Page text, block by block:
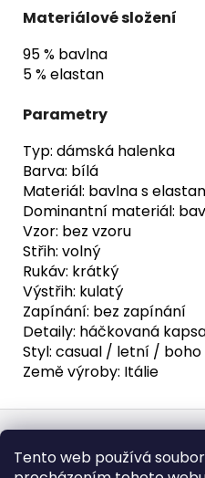
Tento web používá
Materiálové složení
95 % bavlna
5 % elastan
Parametry
Typ: dámská halenka
Barva: bílá
Materiál: bavlna s
Dominantní materiál:
Vzor: bez vzoru
Střih: volný
Rukáv: krátký
Výstřih: kulatý
Zapínání: bez zapínání
Detaily: háčkovaná
Styl: casual / letní / boho
Země výroby: Itálie
Z
á
Formulář pro vrátení -